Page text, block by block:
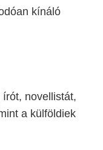
kínáló
novellistát,
a külföldiek